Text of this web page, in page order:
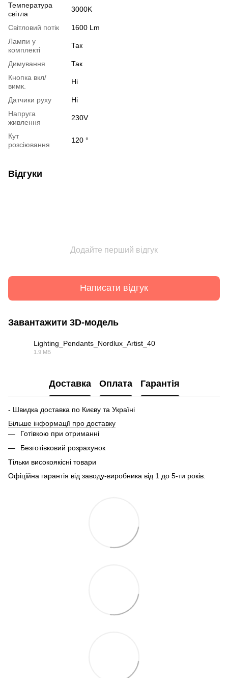
Температура
світла
3000K
Світловий потік
1600 Lm
Лампи у
комплекті
Так
Димування
Так
Кнопка вкл/
вимк.
Ні
Датчики руху
Ні
Напруга
живлення
230V
Кут
розсіювання
120 °
Відгуки
Додайте перший відгук
Написати відгук
Завантажити 3D-модель
Lighting_Pendants_Nordlux_Artist_40
1.9 МБ
Доставка Оплата Гарантія
- Швидка доставка по Києву та Україні
Більше інформації про доставку
Готівкою при отриманні
Безготівковий розрахунок
Тільки високоякісні товари
Офіційна гарантія від заводу-виробника від 1 до 5-ти років.